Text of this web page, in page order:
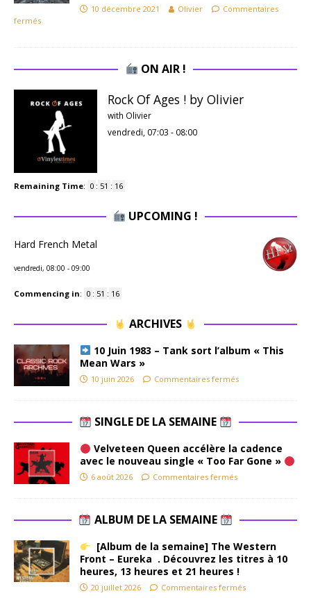
10 décembre 2021 Olivier
Commentaires
fermés
ON AIR !
Rock Of Ages ! by Olivier
with Olivier
vendredi, 07:03 - 08:00
Remaining Time: 0 : 51 : 16
UPCOMING !
Hard French Metal
vendredi, 08:00 - 09:00
Commencing in: 0 : 51 : 16
ARCHIVES
10 Juin 1983 – Tank sort l’album « This
Mean Wars »
10 juin 2026 Commentaires fermés
SINGLE DE LA SEMAINE
Velveteen Queen accélère la cadence
avec le nouveau single « Too Far Gone »
6 août 2026 Commentaires fermés
ALBUM DE LA SEMAINE
[Album de la semaine] The Western
Front – Eureka . Découvrez les titres à 10
heures, 13 heures et 21 heures !
20 juillet 2026 Commentaires fermés